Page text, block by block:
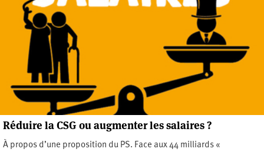
Réduire la CSG ou augmenter les salaires ?
À propos d’une proposition du PS. Face aux 44 milliards «